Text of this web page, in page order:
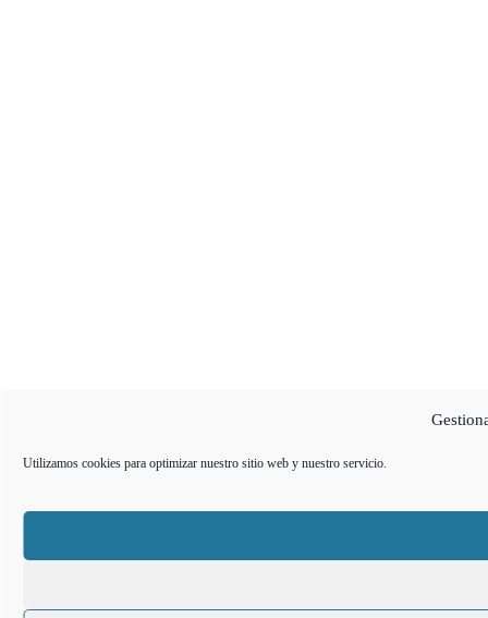
Utilizamos cookies para optimizar nuestro sitio web y nuestro servicio.